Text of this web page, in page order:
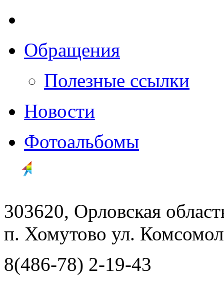
Обращения
Полезные ссылки
Новости
Фотоальбомы
303620, Орловская
п. Хомутово ул.
8(486-78) 2-19-43